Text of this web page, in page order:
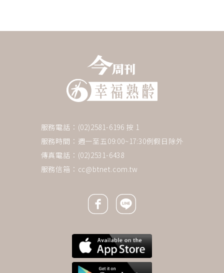
服務電話：(02)2581-6196 按 1
服務時間：週一至五09:00~17:30例假日除外
傳真電話：(02)2531-6438
服務信箱： cc@btnet.com.tw
Facebook icon
Line icon